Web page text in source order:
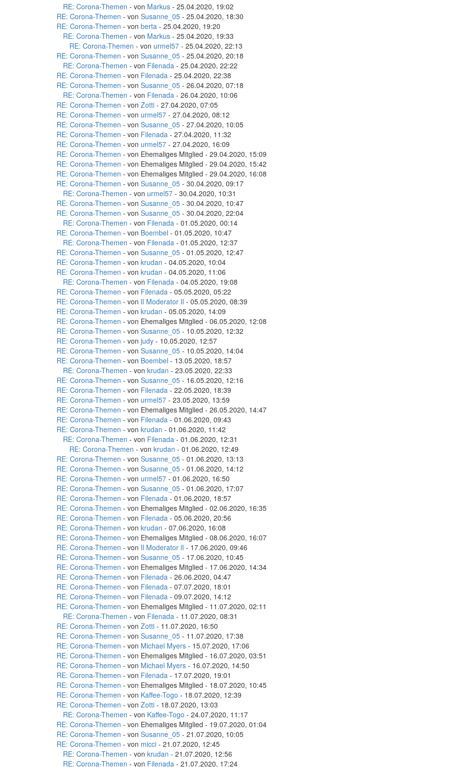
RE: Corona-Themen - von Markus - 25.04.2020, 19:02
RE: Corona-Themen - von Susanne_05 - 25.04.2020, 18:30
RE: Corona-Themen - von berta - 25.04.2020, 19:20
RE: Corona-Themen - von Markus - 25.04.2020, 19:33
RE: Corona-Themen - von urmel57 - 25.04.2020, 22:13
RE: Corona-Themen - von Susanne_05 - 25.04.2020, 20:18
RE: Corona-Themen - von Filenada - 25.04.2020, 22:22
RE: Corona-Themen - von Filenada - 25.04.2020, 22:38
RE: Corona-Themen - von Susanne_05 - 26.04.2020, 07:18
RE: Corona-Themen - von Filenada - 26.04.2020, 10:06
RE: Corona-Themen - von Zotti - 27.04.2020, 07:05
RE: Corona-Themen - von urmel57 - 27.04.2020, 08:12
RE: Corona-Themen - von Susanne_05 - 27.04.2020, 10:05
RE: Corona-Themen - von Filenada - 27.04.2020, 11:32
RE: Corona-Themen - von urmel57 - 27.04.2020, 16:09
RE: Corona-Themen - von Ehemaliges Mitglied - 29.04.2020, 15:09
RE: Corona-Themen - von Ehemaliges Mitglied - 29.04.2020, 15:42
RE: Corona-Themen - von Ehemaliges Mitglied - 29.04.2020, 16:08
RE: Corona-Themen - von Susanne_05 - 30.04.2020, 09:17
RE: Corona-Themen - von urmel57 - 30.04.2020, 10:31
RE: Corona-Themen - von Susanne_05 - 30.04.2020, 10:47
RE: Corona-Themen - von Susanne_05 - 30.04.2020, 22:04
RE: Corona-Themen - von Filenada - 01.05.2020, 00:14
RE: Corona-Themen - von Boembel - 01.05.2020, 10:47
RE: Corona-Themen - von Filenada - 01.05.2020, 12:37
RE: Corona-Themen - von Susanne_05 - 01.05.2020, 12:47
RE: Corona-Themen - von krudan - 04.05.2020, 10:04
RE: Corona-Themen - von krudan - 04.05.2020, 11:06
RE: Corona-Themen - von Filenada - 04.05.2020, 19:08
RE: Corona-Themen - von Filenada - 05.05.2020, 05:22
RE: Corona-Themen - von lI Moderator Il - 05.05.2020, 08:39
RE: Corona-Themen - von krudan - 05.05.2020, 14:09
RE: Corona-Themen - von Ehemaliges Mitglied - 06.05.2020, 12:08
RE: Corona-Themen - von Susanne_05 - 10.05.2020, 12:32
RE: Corona-Themen - von judy - 10.05.2020, 12:57
RE: Corona-Themen - von Susanne_05 - 10.05.2020, 14:04
RE: Corona-Themen - von Boembel - 13.05.2020, 18:57
RE: Corona-Themen - von krudan - 23.05.2020, 22:33
RE: Corona-Themen - von Susanne_05 - 16.05.2020, 12:16
RE: Corona-Themen - von Filenada - 22.05.2020, 18:39
RE: Corona-Themen - von urmel57 - 23.05.2020, 13:59
RE: Corona-Themen - von Ehemaliges Mitglied - 26.05.2020, 14:47
RE: Corona-Themen - von Filenada - 01.06.2020, 09:43
RE: Corona-Themen - von krudan - 01.06.2020, 11:42
RE: Corona-Themen - von Filenada - 01.06.2020, 12:31
RE: Corona-Themen - von krudan - 01.06.2020, 12:49
RE: Corona-Themen - von Susanne_05 - 01.06.2020, 13:13
RE: Corona-Themen - von Susanne_05 - 01.06.2020, 14:12
RE: Corona-Themen - von urmel57 - 01.06.2020, 16:50
RE: Corona-Themen - von Susanne_05 - 01.06.2020, 17:07
RE: Corona-Themen - von Filenada - 01.06.2020, 18:57
RE: Corona-Themen - von Ehemaliges Mitglied - 02.06.2020, 16:35
RE: Corona-Themen - von Filenada - 05.06.2020, 20:56
RE: Corona-Themen - von krudan - 07.06.2020, 16:08
RE: Corona-Themen - von Ehemaliges Mitglied - 08.06.2020, 16:07
RE: Corona-Themen - von Il Moderator lI - 17.06.2020, 09:46
RE: Corona-Themen - von Susanne_05 - 17.06.2020, 10:45
RE: Corona-Themen - von Ehemaliges Mitglied - 17.06.2020, 14:34
RE: Corona-Themen - von Filenada - 26.06.2020, 04:47
RE: Corona-Themen - von Filenada - 07.07.2020, 18:01
RE: Corona-Themen - von Filenada - 09.07.2020, 14:12
RE: Corona-Themen - von Ehemaliges Mitglied - 11.07.2020, 02:11
RE: Corona-Themen - von Filenada - 11.07.2020, 08:31
RE: Corona-Themen - von Zotti - 11.07.2020, 16:50
RE: Corona-Themen - von Susanne_05 - 11.07.2020, 17:38
RE: Corona-Themen - von Michael Myers - 15.07.2020, 17:06
RE: Corona-Themen - von Ehemaliges Mitglied - 16.07.2020, 03:51
RE: Corona-Themen - von Michael Myers - 16.07.2020, 14:50
RE: Corona-Themen - von Filenada - 17.07.2020, 19:01
RE: Corona-Themen - von Ehemaliges Mitglied - 18.07.2020, 10:45
RE: Corona-Themen - von Kaffee-Togo - 18.07.2020, 12:39
RE: Corona-Themen - von Zotti - 18.07.2020, 13:03
RE: Corona-Themen - von Kaffee-Togo - 24.07.2020, 11:17
RE: Corona-Themen - von Ehemaliges Mitglied - 19.07.2020, 01:04
RE: Corona-Themen - von Susanne_05 - 21.07.2020, 10:05
RE: Corona-Themen - von micci - 21.07.2020, 12:45
RE: Corona-Themen - von krudan - 21.07.2020, 12:56
RE: Corona-Themen - von Filenada - 21.07.2020, 17:24